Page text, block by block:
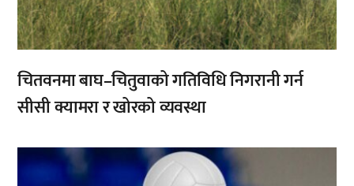
चितवनमा बाघ–चितुवाको गतिविधि निगरानी गर्न
सीसी क्यामरा र खोरको व्यवस्था
,